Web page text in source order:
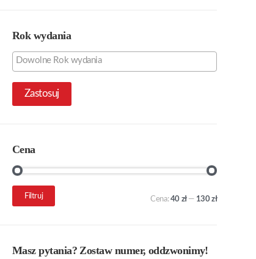
Rok wydania
Zastosuj
Cena
Cena
min.
Cena
maks.
Filtruj Cena:40 zł— 130 zł
Masz pytania? Zostaw numer, oddzwonimy!